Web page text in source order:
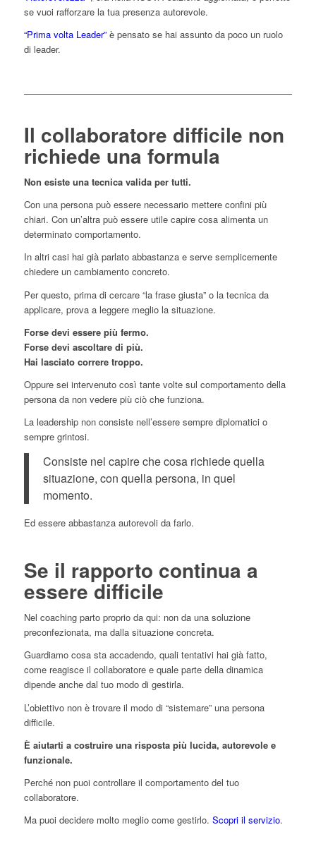
se vuoi rafforzare la tua presenza autorevole.
“Prima volta Leader” è pensato se hai assunto da poco un ruolo
di leader.
Il collaboratore difficile non
richiede una formula
Non esiste una tecnica valida per tutti.
Con una persona può essere necessario mettere confini più
chiari. Con un’altra può essere utile capire cosa alimenta un
determinato comportamento.
In altri casi hai già parlato abbastanza e serve semplicemente
chiedere un cambiamento concreto.
Per questo, prima di cercare “la frase giusta” o la tecnica da
applicare, prova a leggere meglio la situazione.
Forse devi essere più fermo.
Forse devi ascoltare di più.
Hai lasciato correre troppo.
Oppure sei intervenuto così tante volte sul comportamento della
persona da non vedere più ciò che funziona.
La leadership non consiste nell’essere sempre diplomatici o
sempre grintosi.
Consiste nel capire che cosa richiede quella
situazione, con quella persona, in quel
momento.
Ed essere abbastanza autorevoli da farlo.
Se il rapporto continua a
essere difficile
Nel coaching parto proprio da qui: non da una soluzione
preconfezionata, ma dalla situazione concreta.
Guardiamo cosa sta accadendo, quali tentativi hai già fatto,
come reagisce il collaboratore e quale parte della dinamica
dipende anche dal tuo modo di gestirla.
L’obiettivo non è trovare il modo di “sistemare” una persona
difficile.
È aiutarti a costruire una risposta più lucida, autorevole e
funzionale.
Perché non puoi controllare il comportamento del tuo
collaboratore.
Ma puoi decidere molto meglio come gestirlo. Scopri il servizio.